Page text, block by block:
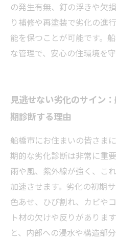
の発生有無、釘の浮きや欠
り補修や再塗装で劣化の進
能を保つことが可能です。
な管理で、安心の住環境を守
見逃せない劣化のサイン
期診断する理由
船橋市にお住まいの皆さま
期的な劣化診断は非常に重
雨や風、紫外線が強く、こ
加速させます。劣化の初期
色あせ、ひび割れ、カビや
ト材の欠けや反りがありま
と、内部への浸水や構造部